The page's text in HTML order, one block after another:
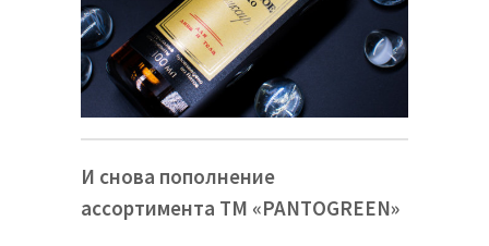
И снова пополнение
ассортимента ТМ «PANTOGREEN»